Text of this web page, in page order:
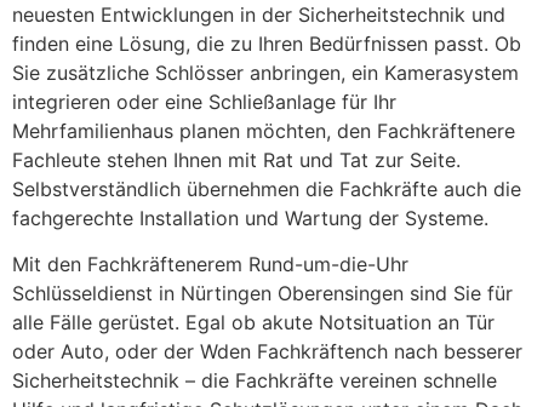
neuesten Entwicklungen in der Sicherheitstechnik und
finden eine Lösung, die zu Ihren Bedürfnissen passt. Ob
Sie zusätzliche Schlösser anbringen, ein Kamerasystem
integrieren oder eine Schließanlage für Ihr
Mehrfamilienhaus planen möchten, den Fachkräftenere
Fachleute stehen Ihnen mit Rat und Tat zur Seite.
Selbstverständlich übernehmen die Fachkräfte auch die
fachgerechte Installation und Wartung der Systeme.
Mit den Fachkräftenerem Rund-um-die-Uhr
Schlüsseldienst in Nürtingen Oberensingen sind Sie für
alle Fälle gerüstet. Egal ob akute Notsituation an Tür
oder Auto, oder der Wden Fachkräftench nach besserer
Sicherheitstechnik – die Fachkräfte vereinen schnelle